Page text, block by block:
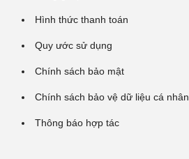
Hình thức thanh toán
Quy ước sử dụng
Chính sách bảo mật
Chính sách bảo vệ dữ liệu cá nhân
Thông báo hợp tác